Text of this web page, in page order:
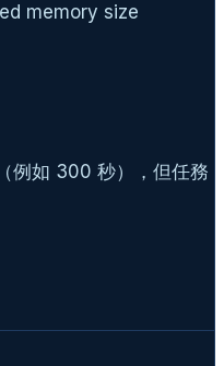
memory size
例如 300 秒），但任務